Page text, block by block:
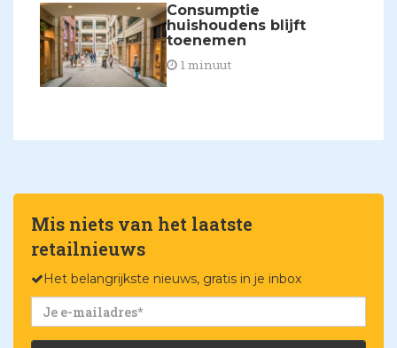
Consumptie
huishoudens blijft
toenemen
1 minuut
Mis niets van het laatste
retailnieuws
Het belangrijkste nieuws, gratis in je inbox